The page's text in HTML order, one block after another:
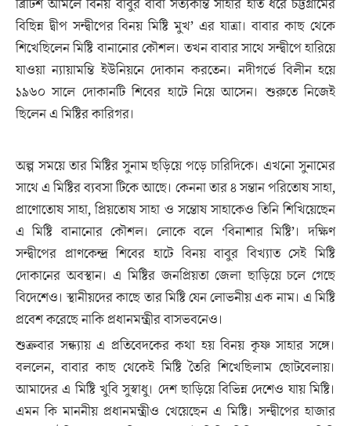
ব্রিটিশ আমলে বিনয় বাবুর বাবা সত্যকান্ত সাহার হাত ধরে চট্টগ্রামের
বিছিন্ন দ্বীপ সন্দ্বীপের বিনয় মিষ্টি মুখ’ এর যাত্রা। বাবার কাছ থেকে
শিখেছিলেন মিষ্টি বানানোর কৌশল। তখন বাবার সাথে সন্দ্বীপে হারিয়ে
যাওয়া ন্যায়ামন্তি ইউনিয়নে দোকান করতেন। নদীগর্ভে বিলীন হয়ে
১৯৬০ সালে দোকানটি শিবের হাটে নিয়ে আসেন। শুরুতে নিজেই
ছিলেন এ মিষ্টির কারিগর।
অল্প সময়ে তার মিষ্টির সুনাম ছড়িয়ে পড়ে চারিদিকে। এখনো সুনামের
সাথে এ মিষ্টির ব্যবসা টিকে আছে। কেননা তার ৪ সন্তান পরিতোষ সাহা,
প্রাণোতোষ সাহা, প্রিয়তোষ সাহা ও সন্তোষ সাহাকেও তিনি শিখিয়েছেন
এ মিষ্টি বানানোর কৌশল। লোকে বলে ‘বিনাশার মিষ্টি’। দক্ষিণ
সন্দ্বীপের প্রাণকেন্দ্র শিবের হাটে বিনয় বাবুর বিখ্যাত সেই মিষ্টি
দোকানের অবস্থান। এ মিষ্টির জনপ্রিয়তা জেলা ছাড়িয়ে চলে গেছে
বিদেশেও। স্থানীয়দের কাছে তার মিষ্টি যেন লোভনীয় এক নাম। এ মিষ্টি
প্রবেশ করেছে নাকি প্রধানমন্ত্রীর বাসভবনেও।
শুক্রবার সন্ধ্যায় এ প্রতিবেদকের কথা হয় বিনয় কৃষ্ণ সাহার সঙ্গে।
বললেন, বাবার কাছ থেকেই মিষ্টি তৈরি শিখেছিলাম ছোটবেলায়।
আমাদের এ মিষ্টি খুবি সুস্বাধু। দেশ ছাড়িয়ে বিভিন্ন দেশেও যায় মিষ্টি।
এমন কি মাননীয় প্রধানমন্ত্রীও খেয়েছেন এ মিষ্টি। সন্দ্বীপের হাজার